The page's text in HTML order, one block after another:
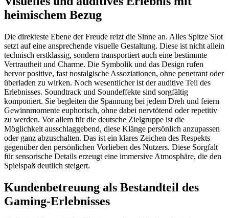
heimischem Bezug
Die direkteste Ebene der Freude reizt die Sinne an. Alles Spitze Slot
setzt auf eine ansprechende visuelle Gestaltung. Diese ist nicht allein
technisch erstklassig, sondern transportiert auch eine bestimmte
Vertrautheit und Charme. Die Symbolik und das Design rufen
hervor positive, fast nostalgische Assoziationen, ohne penetrant oder
überladen zu wirken. Noch wesentlicher ist der auditive Teil des
Erlebnisses. Soundtrack und Soundeffekte sind sorgfältig
komponiert. Sie begleiten die Spannung bei jedem Dreh und feiern
Gewinnmomente euphorisch, ohne dabei nervtötend oder repetitiv
zu werden. Vor allem für die deutsche Zielgruppe ist die
Möglichkeit ausschlaggebend, diese Klänge persönlich anzupassen
oder ganz abzuschalten. Das ist ein klares Zeichen des Respekts
gegenüber den persönlichen Vorlieben des Nutzers. Diese Sorgfalt
für sensorische Details erzeugt eine immersive Atmosphäre, die den
Spielspaß deutlich steigert.
Kundenbetreuung als Bestandteil des
Gaming-Erlebnisses